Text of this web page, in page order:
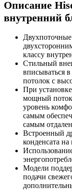
Описание
внутренний
классу
Стильный
вписываться
потолок с
При
мощный поток
уровень
самым
самым
Встроенный
конденсата
Модели
подачи